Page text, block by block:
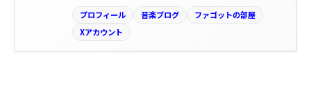
プロフィール 音楽ブログ
ファゴットの部屋
Xアカウント